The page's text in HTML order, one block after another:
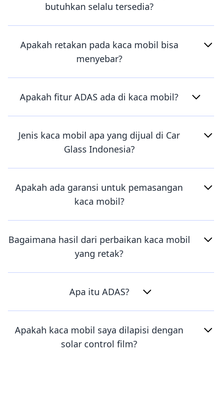
butuhkan selalu tersedia?
Apakah retakan pada kaca mobil bisa
menyebar?
Apakah fitur ADAS ada di kaca mobil?
Jenis kaca mobil apa yang dijual di Car
Glass Indonesia?
Apakah ada garansi untuk pemasangan
kaca mobil?
Bagaimana hasil dari perbaikan kaca mobil
yang retak?
Apa itu ADAS?
Apakah kaca mobil saya dilapisi dengan
solar control film?